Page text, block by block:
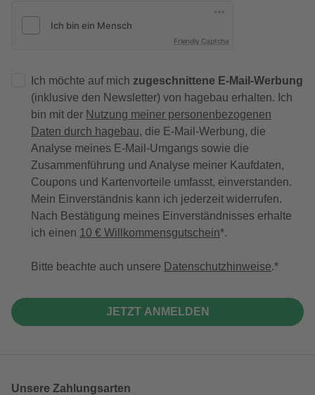
Friendly Captcha
Ich möchte auf mich zugeschnittene E-Mail-Werbung
(inklusive den Newsletter) von hagebau erhalten. Ich
bin mit der Nutzung meiner personenbezogenen
Daten durch hagebau, die E-Mail-Werbung, die
Analyse meines E-Mail-Umgangs sowie die
Zusammenführung und Analyse meiner Kaufdaten,
Coupons und Kartenvorteile umfasst, einverstanden.
Mein Einverständnis kann ich jederzeit widerrufen.
Nach Bestätigung meines Einverständnisses erhalte
ich einen 10 € Willkommensgutschein*.
Bitte beachte auch unsere Datenschutzhinweise.
JETZT ANMELDEN
Unsere Zahlungsarten